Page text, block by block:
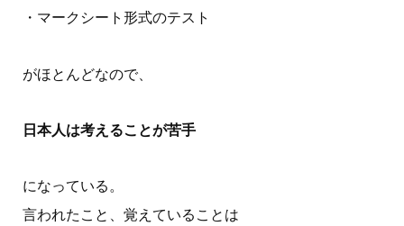
・マークシート形式のテスト
がほとんどなので、
日本人は考えることが苦手
になっている。
言われたこと、覚えていることは